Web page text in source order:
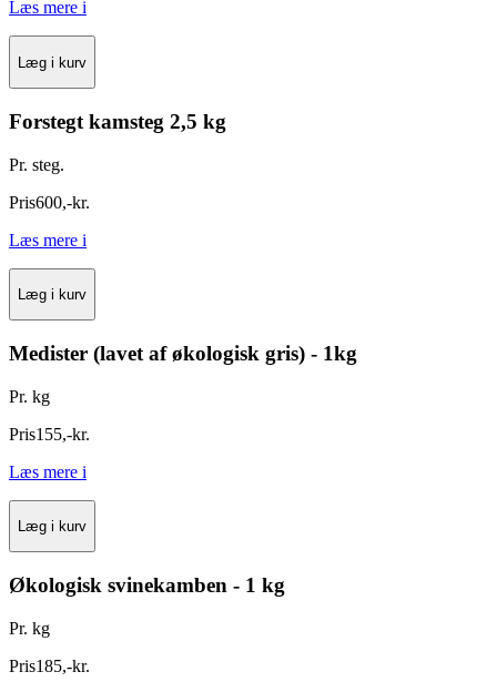
Læs mere i
Læg i kurv
Forstegt kamsteg 2,5 kg
Pr. steg.
Pris600,-kr.
Læs mere i
Læg i kurv
Medister (lavet af økologisk gris) - 1kg
Pr. kg
Pris155,-kr.
Læs mere i
Læg i kurv
Økologisk svinekamben - 1 kg
Pr. kg
Pris185,-kr.